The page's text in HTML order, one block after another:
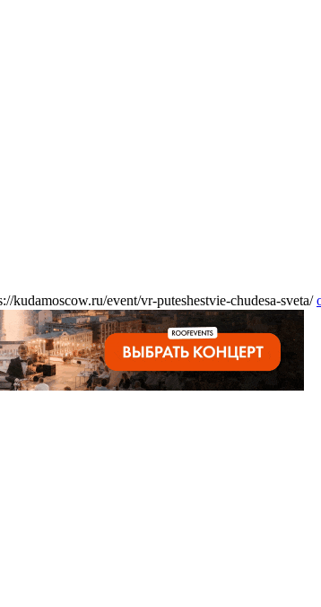
kudamoscow.ru/event/vr-puteshestvie-chudesa-sveta/